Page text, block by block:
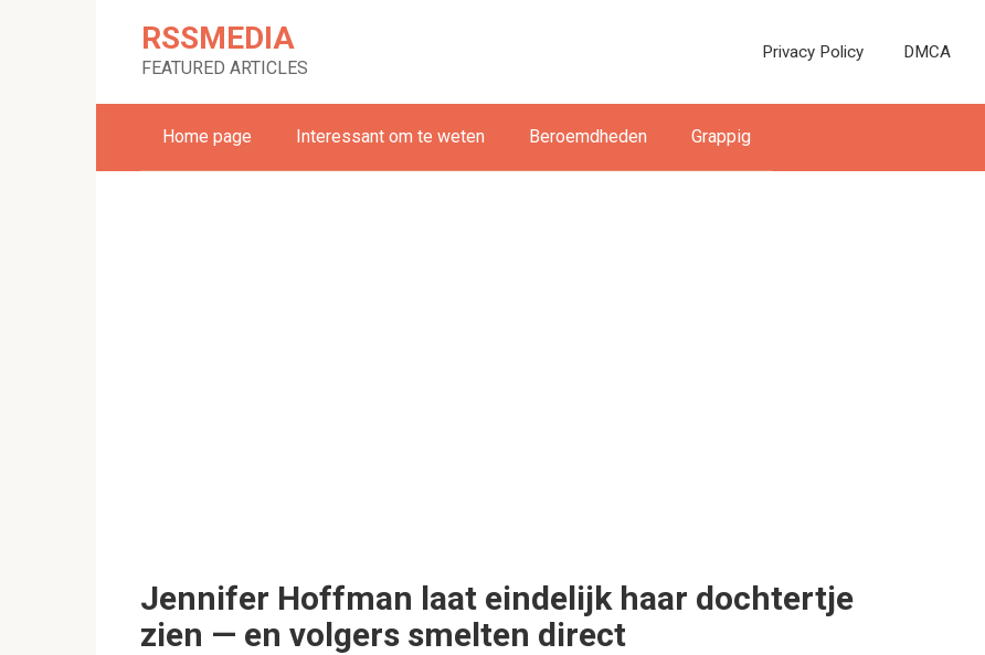
RSSMEDIA
FEATURED ARTICLES
Privacy Policy DMCA
Home page Interessant om te weten Beroemdheden Grappig
Jennifer Hoffman laat eindelijk haar dochtertje
zien — en volgers smelten direct